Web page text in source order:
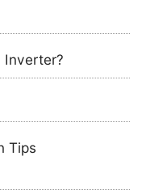
Inverter?
Tips